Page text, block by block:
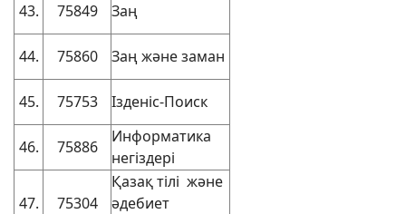
43. 75849 Заң
44. 75860 Заң және заман
45. 75753 Ізденіс-Поиск
46. 75886
Информатика
негіздері
47. 75304
Қазақ тілі және
әдебиет